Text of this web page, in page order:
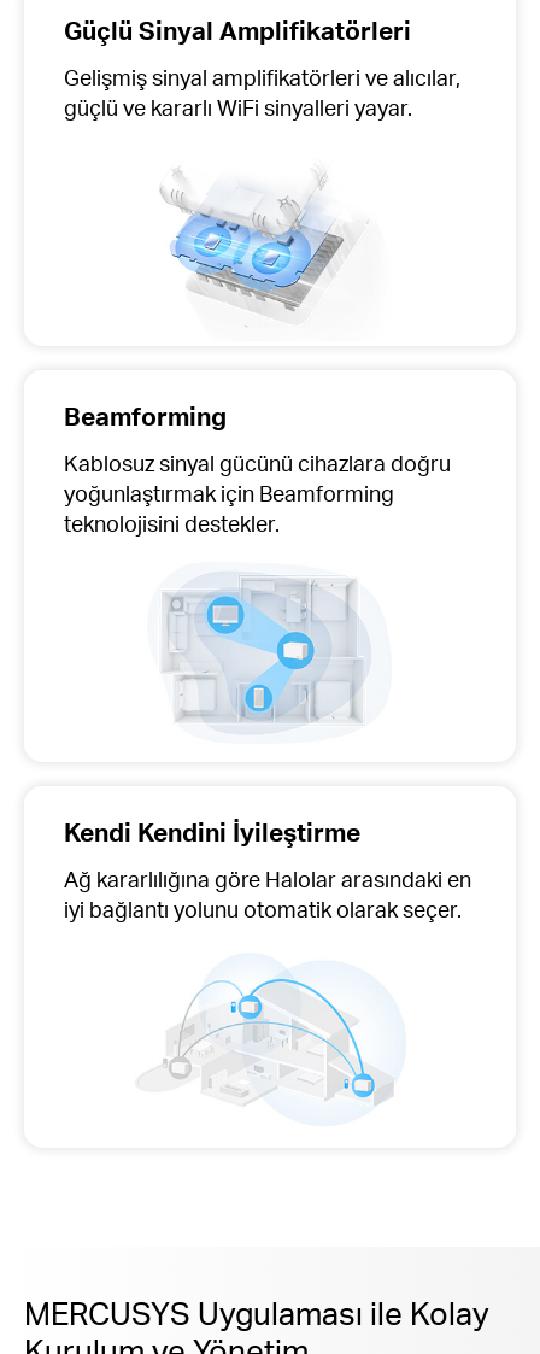
Güçlü Sinyal Amplifikatörleri
Gelişmiş sinyal amplifikatörleri ve alıcılar,
güçlü ve kararlı WiFi sinyalleri yayar.
Beamforming
Kablosuz sinyal gücünü cihazlara doğru
yoğunlaştırmak için Beamforming
teknolojisini destekler.
Kendi Kendini İyileştirme
Ağ kararlılığına göre Halolar arasındaki en
iyi bağlantı yolunu otomatik olarak seçer.
MERCUSYS Uygulaması ile Kolay